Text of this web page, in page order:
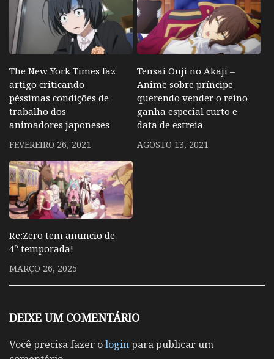
The New York Times faz
artigo criticando
péssimas condições de
trabalho dos
animadores japoneses
FEVEREIRO 26, 2021
Tensai Ouji no Akaji –
Anime sobre príncipe
querendo vender o reino
ganha especial curto e
data de estreia
AGOSTO 13, 2021
Re:Zero tem anuncio de
4º temporada!
MARÇO 26, 2025
DEIXE UM COMENTÁRIO
Você precisa fazer ologinpara publicar um